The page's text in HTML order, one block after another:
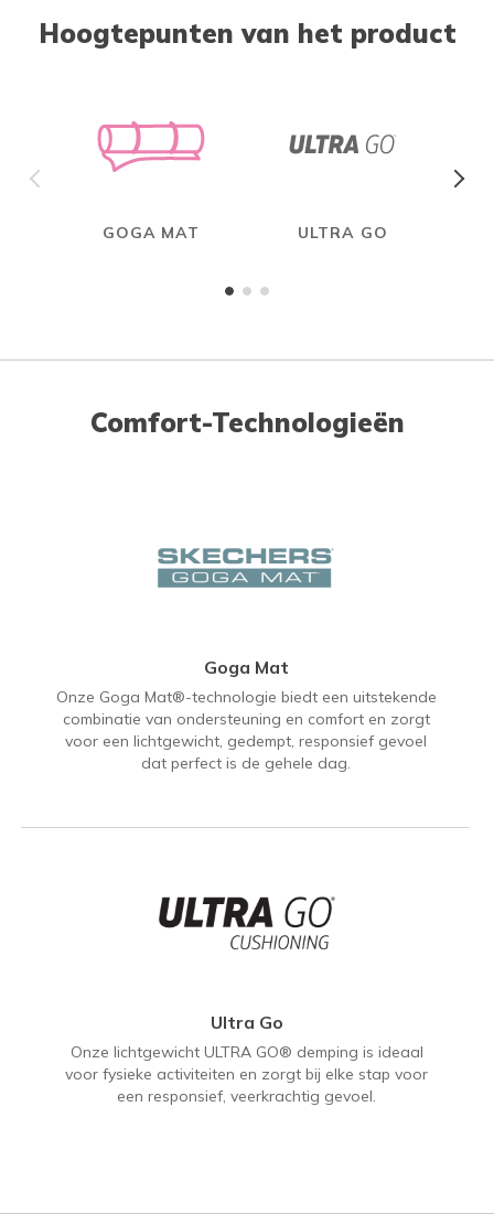
Hoogtepunten van het product
GOGA MAT
ULTRA GO
Comfort-Technologieën
Goga Mat
Onze Goga Mat®-technologie biedt een uitstekende
combinatie van ondersteuning en comfort en zorgt
voor een lichtgewicht, gedempt, responsief gevoel
dat perfect is de gehele dag.
Ultra Go
Onze lichtgewicht ULTRA GO® demping is ideaal
voor fysieke activiteiten en zorgt bij elke stap voor
een responsief, veerkrachtig gevoel.